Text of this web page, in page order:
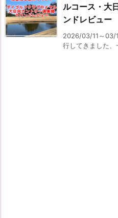
ルコース・大
ンドレビュー
2026/03/11～03/
行してきました、